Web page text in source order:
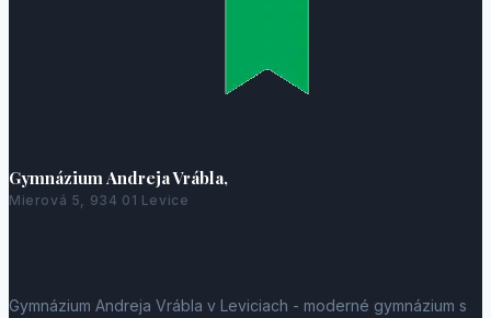
Gymnázium Andreja Vrábla,
Mierová 5, 934 01 Levice
Gymnázium Andreja Vrábla v Leviciach - moderné gymnázium s